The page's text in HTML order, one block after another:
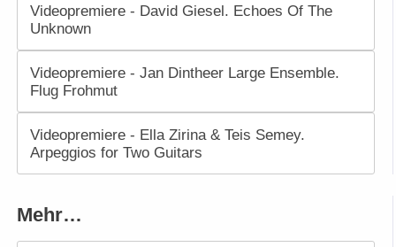
Videopremiere - David Giesel. Echoes Of The
Unknown
Videopremiere - Jan Dintheer Large Ensemble.
Flug Frohmut
Videopremiere - Ella Zirina & Teis Semey.
Arpeggios for Two Guitars
Mehr…